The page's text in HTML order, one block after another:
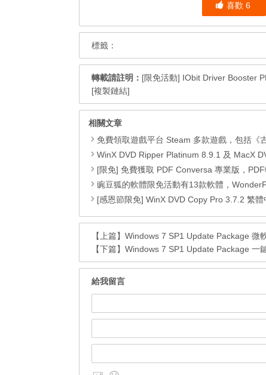
喜歡 6
標籤：
轉載請註明： [限免活動] IObit Driver Booster
[複製鏈結]
相關文章
免費領取遊戲平台 Steam 多款遊戲，包括《古墓奇兵9（Tomb Raider）》、《古墓奇兵：歐西里斯神殿 LARA CROFT AND THE TEMPLE OF OSIRIS™》、《Deiland》、《Headsnatchers》、《Drawful 2》
WinX DVD Ripper Platinum 8.9.1 及 MacX DVD Ripper Pro 6.2.1
[限免] 免費獲取 PDF Conversa 專業版，PDF轉Word格式DOC或Word
豌豆狐的軟體限免活動有13款軟體，WonderFox HD Video Converter Factory Pro、 Watermark Software、WiseCare 365 Pro、Seed4.Me VPN、WinToFlash Professional、RightNote Standard、ONLYOFFICE Cloud Office、Epubor Ultimate、Folder Marker Home 、Clipà.Vu、Preloaders、Animiz
[感恩節限免] WinX DVD Copy Pro 3.7.2 繁體中文版，DVD複製、資料救援
【上篇】 Windows 7 SP1 Update Package 微
【下篇】 Windows 7 SP1 Update Package 一
給我留言